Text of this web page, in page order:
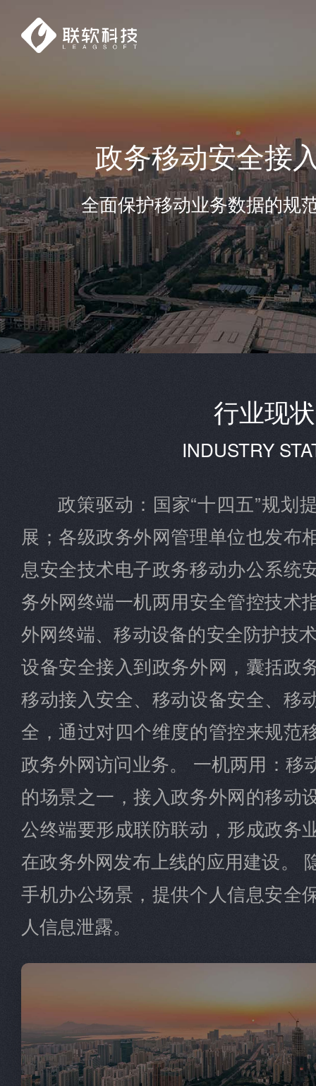
政务移动安全接
全面保护移动业务数据的规
行业现状
INDUSTRY
政策驱动：国家“十四五”规划
展；各级政务外网管理单位也发布
息安全技术电子政务移动办公系统
务外网终端一机两用安全管控技术
外网终端、移动设备的安全防护技
设备安全接入到政务外网，囊括政
移动接入安全、移动设备安全、移
全，通过对四个维度的管控来规范
政务外网访问业务。 一机两用：移
的场景之一，接入政务外网的移动
公终端要形成联防联动，形成政务
在政务外网发布上线的应用建设。
手机办公场景，提供个人信息安全
人信息泄露。